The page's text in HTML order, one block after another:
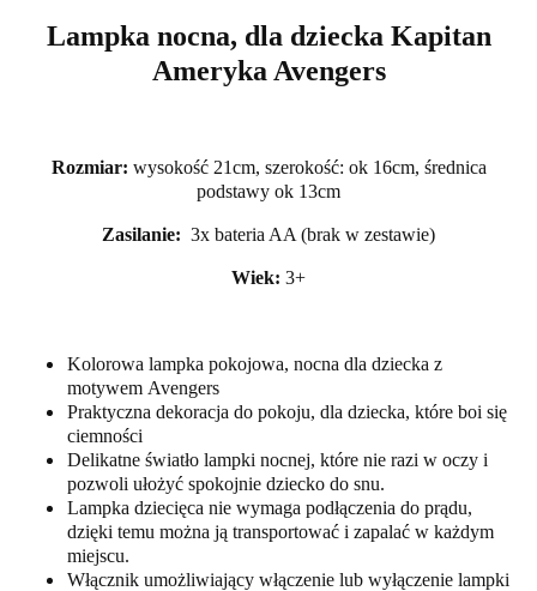
Lampka nocna, dla dziecka Kapitan
Ameryka Avengers
Rozmiar: wysokość 21cm, szerokość: ok 16cm, średnica
podstawy ok 13cm
Zasilanie: 3x bateria AA (brak w zestawie)
Wiek: 3+
Kolorowa lampka pokojowa, nocna dla dziecka z
motywem Avengers
Praktyczna dekoracja do pokoju, dla dziecka, które boi się
ciemności
Delikatne światło lampki nocnej, które nie razi w oczy i
pozwoli ułożyć spokojnie dziecko do snu.
Lampka dziecięca nie wymaga podłączenia do prądu,
dzięki temu można ją transportować i zapalać w każdym
miejscu.
Włącznik umożliwiający włączenie lub wyłączenie lampki